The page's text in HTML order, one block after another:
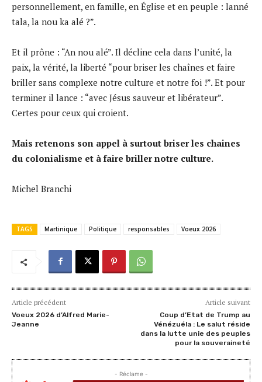
personnellement, en famille, en Église et en peuple : lanné
tala, la nou ka alé ?”.
Et il prône : “An nou alé”. Il décline cela dans l’unité, la
paix, la vérité, la liberté “pour briser les chaînes et faire
briller sans complexe notre culture et notre foi !”. Et pour
terminer il lance : “avec Jésus sauveur et libérateur”.
Certes pour ceux qui croient.
Mais retenons son appel à surtout briser les chaines
du colonialisme et à faire briller notre culture.
Michel Branchi
TAGS Martinique Politique responsables Voeux 2026
Article précédent
Voeux 2026 d’Alfred Marie-
Jeanne
Article suivant
Coup d’Etat de Trump au
Vénézuéla : Le salut réside
dans la lutte unie des peuples
pour la souveraineté
- Réclame -